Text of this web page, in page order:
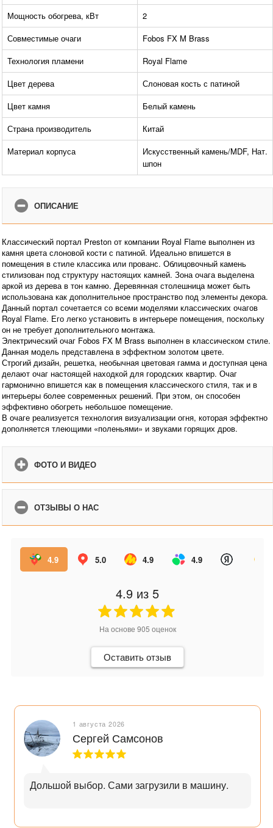
Мощность обогрева, кВт
2
Совместимые очаги
Fobos FX M Brass
Технология пламени
Royal Flame
Цвет дерева
Слоновая кость с патиной
Цвет камня
Белый камень
Страна производитель
Китай
Материал корпуса
Искусственный камень/MDF, Нат.
шпон
ОПИСАНИЕ
Классический портал Preston от компании Royal Flame выполнен из
камня цвета слоновой кости с патиной. Идеально впишется в
помещения в стиле классика или прованс. Облицовочный камень
стилизован под структуру настоящих камней. Зона очага выделена
аркой из дерева в тон камню. Деревянная столешница может быть
использована как дополнительное пространство под элементы декора.
Данный портал сочетается со всеми моделями классических очагов
Royal Flame. Его легко установить в интерьере помещения, поскольку
он не требует дополнительного монтажа.
Электрический очаг Fobos FX M Brass выполнен в классическом стиле.
Данная модель представлена в эффектном золотом цвете.
Строгий дизайн, решетка, необычная цветовая гамма и доступная цена
делают очаг настоящей находкой для городских квартир. Очаг
гармонично впишется как в помещения классического стиля, так и в
интерьеры более современных решений. При этом, он способен
эффективно обогреть небольшое помещение.
В очаге реализуется технология визуализации огня, которая эффектно
дополняется тлеющими «поленьями» и звуками горящих дров.
ФОТО И ВИДЕО
ОТЗЫВЫ О НАС
4.9 5.0 4.9 4.9
4.9 из 5
На основе 905 оценок
Оставить отзыв
1 августа 2026
Сергей Самсонов
Дольшой выбор. Сами загрузили в машину.